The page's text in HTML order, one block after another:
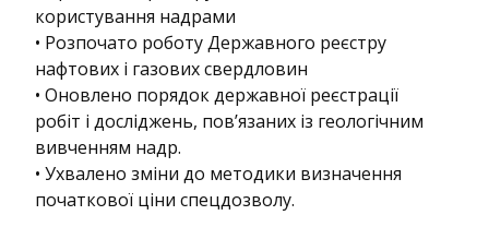
користування надрами
• Розпочато роботу Державного реєстру
нафтових і газових свердловин
• Оновлено порядок державної реєстрації
робіт і досліджень, пов’язаних із геологічним
вивченням надр.
• Ухвалено зміни до методики визначення
початкової ціни спецдозволу.